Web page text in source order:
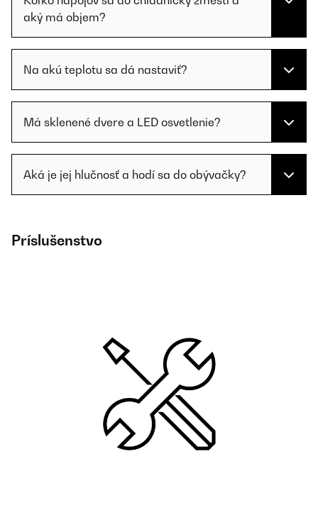
aký má objem?
Na akú teplotu sa dá nastaviť?
Má sklenené dvere a LED osvetlenie?
Aká je jej hlučnosť a hodí sa do obývačky?
Príslušenstvo